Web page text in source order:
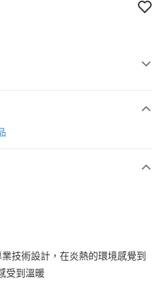
技術設計，在炎熱的環境感覺到
受到溫暖